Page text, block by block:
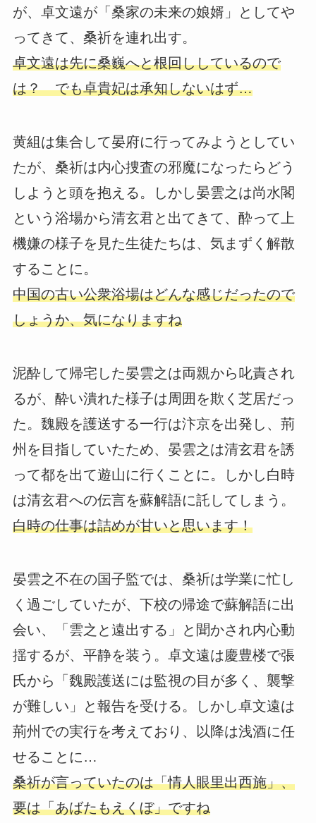
が、卓文遠が「桑家の未来の娘婿」としてや
ってきて、桑祈を連れ出す。
卓文遠は先に桑巍へと根回ししているので
は？ でも卓貴妃は承知しないはず…
黄組は集合して晏府に行ってみようとしてい
たが、桑祈は内心捜査の邪魔になったらどう
しようと頭を抱える。しかし晏雲之は尚水閣
という浴場から清玄君と出てきて、酔って上
機嫌の様子を見た生徒たちは、気まずく解散
することに。
中国の古い公衆浴場はどんな感じだったので
しょうか、気になりますね
泥酔して帰宅した晏雲之は両親から叱責され
るが、酔い潰れた様子は周囲を欺く芝居だっ
た。魏殿を護送する一行は汴京を出発し、荊
州を目指していたため、晏雲之は清玄君を誘
って都を出て遊山に行くことに。しかし白時
は清玄君への伝言を蘇解語に託してしまう。
白時の仕事は詰めが甘いと思います！
晏雲之不在の国子監では、桑祈は学業に忙し
く過ごしていたが、下校の帰途で蘇解語に出
会い、「雲之と遠出する」と聞かされ内心動
揺するが、平静を装う。卓文遠は慶豊楼で張
氏から「魏殿護送には監視の目が多く、襲撃
が難しい」と報告を受ける。しかし卓文遠は
荊州での実行を考えており、以降は浅酒に任
せることに…
桑祈が言っていたのは「情人眼里出西施」、
要は「あばたもえくぼ」ですね